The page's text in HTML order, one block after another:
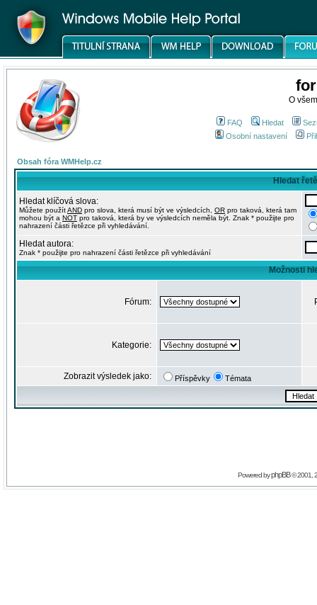
O
FAQ Hledat
Osobní nastavení
Obsah fóra WMHelp.cz
Hledat
Hledat klíčová slova:
Můžete použítAND pro slova, která musí být ve výsledcích, OR pro taková, která tam
mohou být a NOT pro taková, která by ve výsledcích neměla být. Znak * použijte pro
nahrazení části řetězce při vyhledávání.
Hledat autora:
Znak * použijte pro nahrazení části řetězce při vyhledávání
Možnosti
Fórum:
Kategorie:
Zobrazit výsledek jako: Příspěvky Témata
Powered byphpBB© 2001,